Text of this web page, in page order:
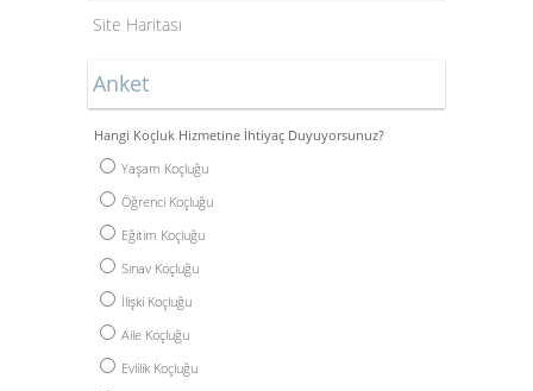
Site Haritası
Anket
Hangi Koçluk Hizmetine İhtiyaç Duyuyorsunuz?
Yaşam Koçluğu
Öğrenci Koçluğu
Eğitim Koçluğu
Sınav Koçluğu
İlişki Koçluğu
Aile Koçluğu
Evlilik Koçluğu